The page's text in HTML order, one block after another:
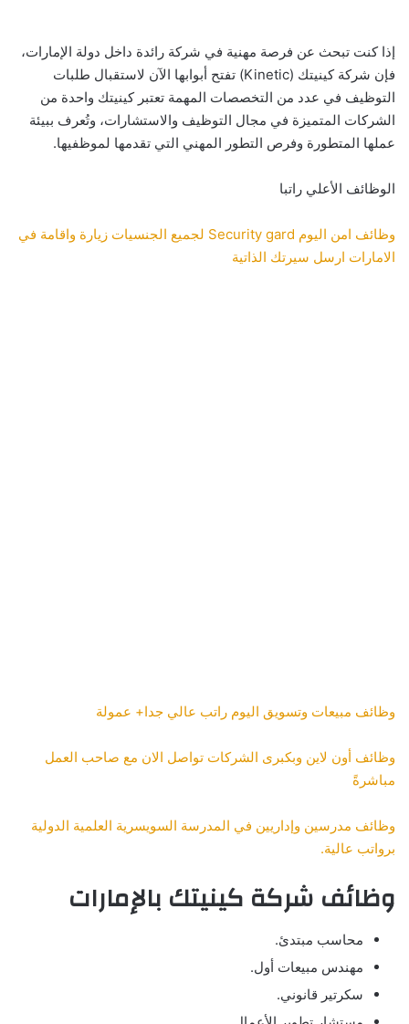
إذا كنت تبحث عن فرصة مهنية في شركة رائدة داخل دولة الإمارات،
فإن شركة كينيتك (Kinetic) تفتح أبوابها الآن لاستقبال طلبات
التوظيف في عدد من التخصصات المهمة تعتبر كينيتك واحدة من
الشركات المتميزة في مجال التوظيف والاستشارات، وتُعرف ببيئة
عملها المتطورة وفرص التطور المهني التي تقدمها لموظفيها.
الوظائف الأعلي راتبا
وظائف امن اليوم Security gard لجميع الجنسيات زيارة واقامة في
الامارات ارسل سيرتك الذاتية
وظائف مبيعات وتسويق اليوم راتب عالي جدا+ عمولة
وظائف أون لاين وبكبرى الشركات تواصل الان مع صاحب العمل
مباشرةً
وظائف مدرسين وإداريين في المدرسة السويسرية العلمية الدولية
برواتب عالية.
وظائف شركة كينيتك بالإمارات
محاسب مبتدئ.
مهندس مبيعات أول.
سكرتير قانوني.